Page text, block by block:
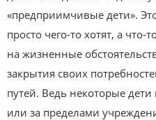
«предприимчивые дети».
просто чего-то хотят, а что-
на жизненные
закрытия своих
путей. Ведь некоторые
или за пределами